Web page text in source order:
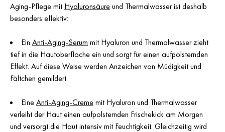
Aging-Pflege mit Hyaluronsäureund Thermalwasser ist deshalb
besonders effektiv:
Ein Anti-Aging-Serum mit Hyaluron und Thermalwasser zieht
tief in die Hautoberfläche ein und sorgt für einen aufpolsternden
Effekt. Auf diese Weise werden Anzeichen von Müdigkeit und
Fältchen gemildert.
EineAnti-Aging-Crememit Hyaluron und Thermalwasser
verleiht der Haut einen aufpolsternden Frischekick am Morgen
und versorgt die Haut intensiv mit Feuchtigkeit. Gleichzeitig wird